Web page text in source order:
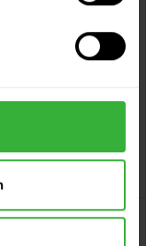
matt, für